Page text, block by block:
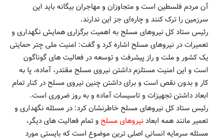
آن مردم فلسطین است و متجاوزان و مهاجران بیگانه باید این
سرزمین را ترک کنند و چاره‌ای جز این ندارند.
رئیس ستاد کل نیروهای مسلح به اهمیت برگزاری همایش نگهداری و
تعمیرات در نیروهای مسلح اشاره کرد و گفت: امنیت ملی چتر حمایتی
یک کشور و ملت و راز پیشرفت و توسعه در فعالیت های گوناگون
است و این امنیت مستلزم داشتن نیروی مسلح مقتدر، آماده، پا به
کار و بدون نقص است و برای داشتن چنین نیروی مسلح در کنار تمام
ابعاد داشتن تجهیزات و تاسیسات آماده و به روز ضروری است.
رئیس ستاد کل نیروهای مسلح خاطرنشان کرد: در مسئله نگهداری و
تعمیر مانند همه ابعاد نیروهای مسلح و تمام فعالیت های دیگر،
مسئله سرمایه انسانی اصلی ترین موضوع است که بایستی مورد